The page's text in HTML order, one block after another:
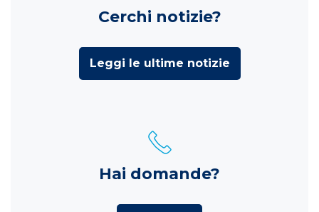
Cerchi notizie?
Leggi le ultime notizie
Hai domande?